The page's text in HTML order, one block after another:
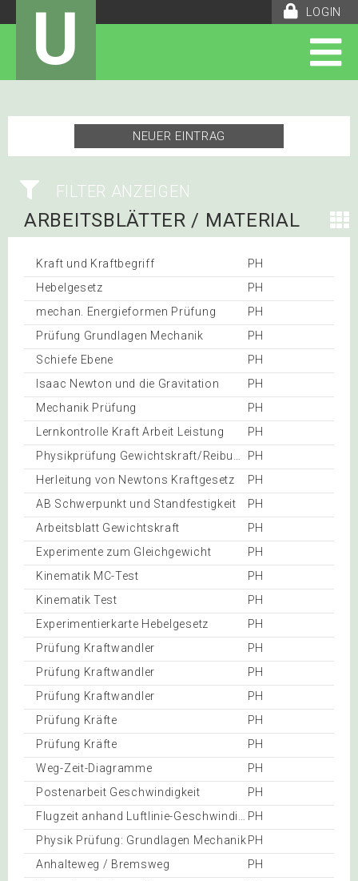
LOGIN
U
NEUER EINTRAG
FILTER ANZEIGEN
ARBEITSBLÄTTER / MATERIAL
Kraft und Kraftbegriff
PH
Hebelgesetz
PH
mechan. Energieformen Prüfung
PH
Prüfung Grundlagen Mechanik
PH
Schiefe Ebene
PH
Isaac Newton und die Gravitation
PH
Mechanik Prüfung
PH
Lernkontrolle Kraft Arbeit Leistung
PH
PH
Herleitung von Newtons Kraftgesetz
PH
AB Schwerpunkt und Standfestigkeit
PH
Arbeitsblatt Gewichtskraft
PH
Experimente zum Gleichgewicht
PH
Kinematik MC-Test
PH
Kinematik Test
PH
Experimentierkarte Hebelgesetz
PH
Prüfung Kraftwandler
PH
Prüfung Kraftwandler
PH
Prüfung Kraftwandler
PH
Prüfung Kräfte
PH
Prüfung Kräfte
PH
Weg-Zeit-Diagramme
PH
Postenarbeit Geschwindigkeit
PH
PH
Physik Prüfung: Grundlagen MechanikPH
Anhalteweg / Bremsweg
PH